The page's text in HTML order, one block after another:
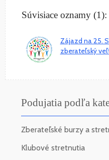
Súvisiace oznamy (1):
Zájazd na 25.
zberateľský
Podujatia podľa
Zberateľské burzy a
Klubové stretnutia